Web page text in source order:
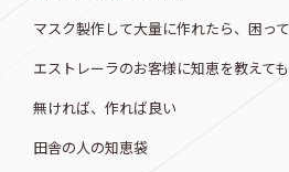
マスク製作して大量に作れたら、困っ
エストレーラのお客様に知恵を教えて
無ければ、作れば良い
田舎の人の知恵袋